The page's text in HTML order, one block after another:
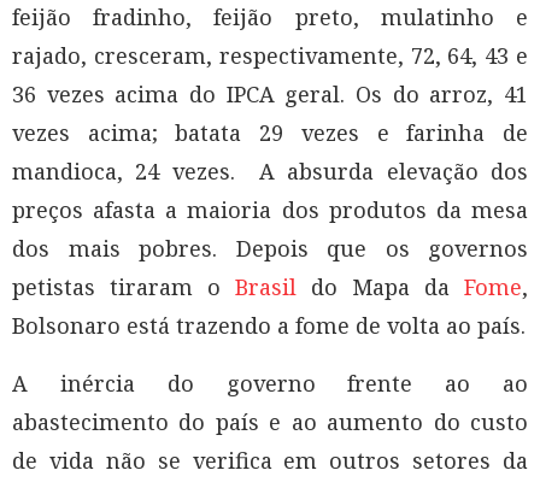
feijão fradinho, feijão preto, mulatinho e
rajado, cresceram, respectivamente, 72, 64, 43 e
36 vezes acima do IPCA geral. Os do arroz, 41
vezes acima; batata 29 vezes e farinha de
mandioca, 24 vezes. A absurda elevação dos
preços afasta a maioria dos produtos da mesa
dos mais pobres. Depois que os governos
petistas tiraram o Brasil do Mapa da Fome,
Bolsonaro está trazendo a fome de volta ao país.
A inércia do governo frente ao ao
abastecimento do país e ao aumento do custo
de vida não se verifica em outros setores da